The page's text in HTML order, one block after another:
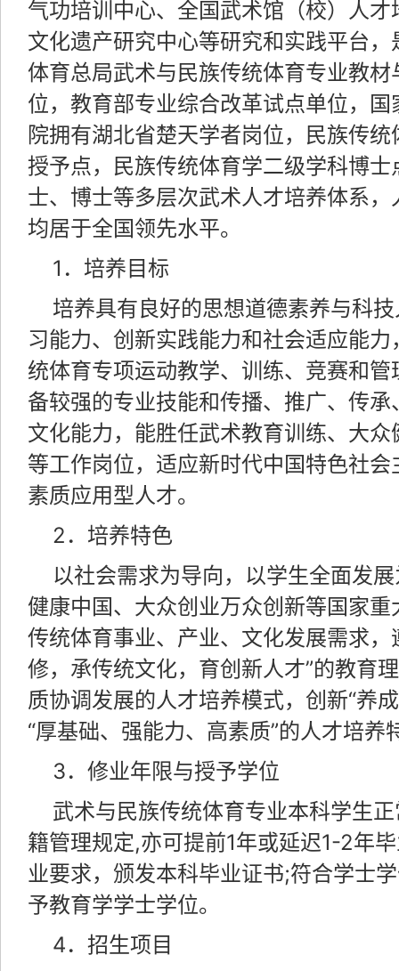
气功培训中心、全国武术馆（校）人
文化遗产研究中心等研究和实践平台
体育总局武术与民族传统体育专业教
位，教育部专业综合改革试点单位，
院拥有湖北省楚天学者岗位，民族传
授予点，民族传统体育学二级学科博
士、博士等多层次武术人才培养体系
均居于全国领先水平。
1．培养目标
培养具有良好的思想道德素养与科
习能力、创新实践能力和社会适应能
统体育专项运动教学、训练、竞赛和
备较强的专业技能和传播、推广、传
文化能力，能胜任武术教育训练、大
等工作岗位，适应新时代中国特色社
素质应用型人才。
2．培养特色
以社会需求为导向，以学生全面发
健康中国、大众创业万众创新等国家
传统体育事业、产业、文化发展需求，
修，承传统文化，育创新人才”的教育
质协调发展的人才培养模式，创新“养
“厚基础、强能力、高素质”的人才培养
3．修业年限与授予学位
武术与民族传统体育专业本科学生
籍管理规定,亦可提前1年或延迟1-2年
业要求，颁发本科毕业证书;符合学士
予教育学学士学位。
4．招生项目